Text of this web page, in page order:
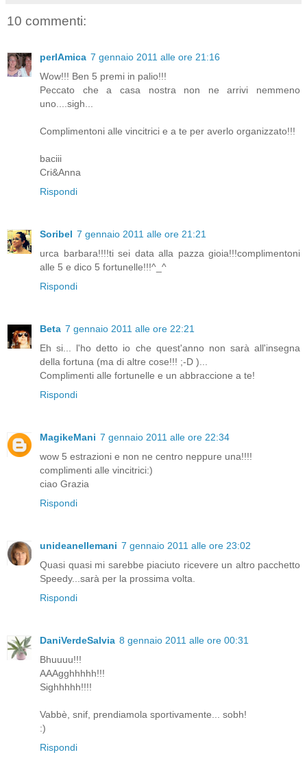
10 commenti:
perlAmica 7 gennaio 2011 alle ore 21:16
Wow!!! Ben 5 premi in palio!!!
Peccato che a casa nostra non ne arrivi nemmeno
uno....sigh...
Complimentoni alle vincitrici e a te per averlo organizzato!!!
baciii
Cri&Anna
Rispondi
Soribel 7 gennaio 2011 alle ore 21:21
urca barbara!!!!ti sei data alla pazza gioia!!!complimentoni
alle 5 e dico 5 fortunelle!!!^_^
Rispondi
Beta 7 gennaio 2011 alle ore 22:21
Eh si... l'ho detto io che quest'anno non sarà all'insegna
della fortuna (ma di altre cose!!! ;-D )...
Complimenti alle fortunelle e un abbraccione a te!
Rispondi
MagikeMani 7 gennaio 2011 alle ore 22:34
wow 5 estrazioni e non ne centro neppure una!!!!
complimenti alle vincitrici:)
ciao Grazia
Rispondi
unideanellemani 7 gennaio 2011 alle ore 23:02
Quasi quasi mi sarebbe piaciuto ricevere un altro pacchetto
Speedy...sarà per la prossima volta.
Rispondi
DaniVerdeSalvia 8 gennaio 2011 alle ore 00:31
Bhuuuu!!!
AAAgghhhhh!!!
Sighhhhh!!!!
Vabbè, snif, prendiamola sportivamente... sobh!
:)
Rispondi